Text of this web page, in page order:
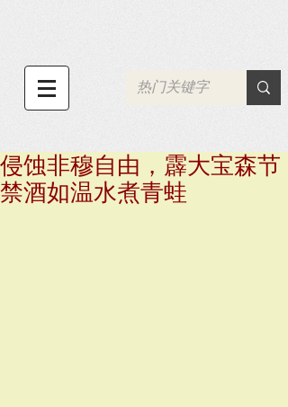
侵蚀非穆自由，霹大宝森节
禁酒如温水煮青蛙